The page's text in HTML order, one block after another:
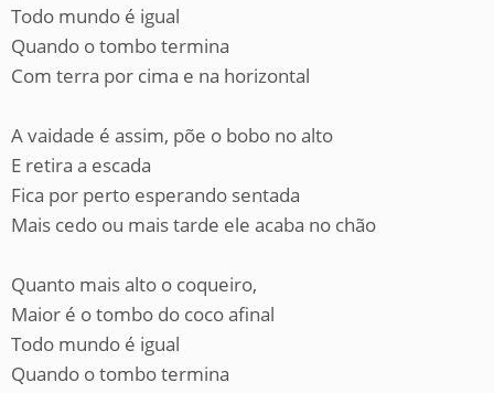
Todo mundo é igual
Quando o tombo termina
Com terra por cima e na horizontal
A vaidade é assim, põe o bobo no alto
E retira a escada
Fica por perto esperando sentada
Mais cedo ou mais tarde ele acaba no chão
Quanto mais alto o coqueiro,
Maior é o tombo do coco afinal
Todo mundo é igual
Quando o tombo termina